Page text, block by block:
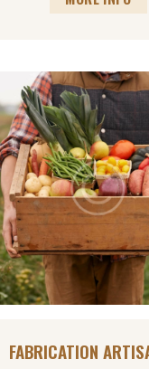
FABRICATION